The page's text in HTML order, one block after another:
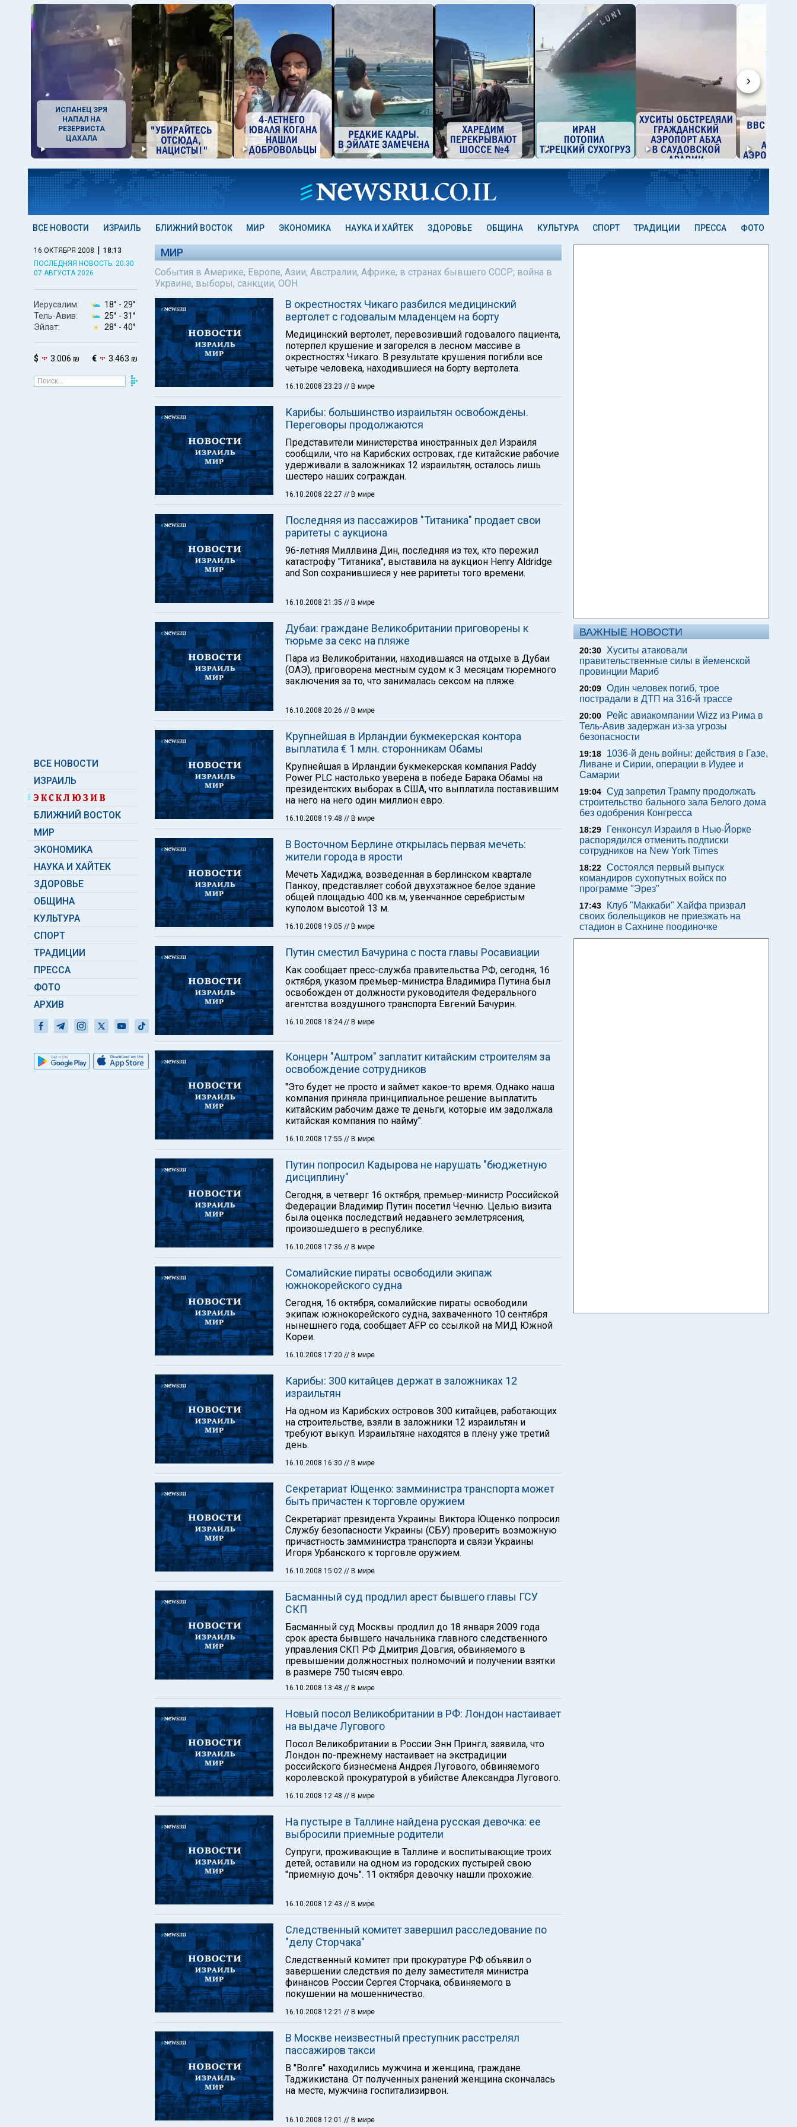
›
ИСПАНЕЦ ЗРЯ
НАПАЛ НА
РЕЗЕРВИСТА
ЦАХАЛА
ВСЕ НОВОСТИ ИЗРАИЛЬ БЛИЖНИЙ ВОСТОК МИР ЭКОНОМИКА НАУКА И ХАЙТЕК ЗДОРОВЬЕ ОБЩИНА КУЛЬТУРА СПОРТ ТРАДИЦИИ ПРЕССА ФОТО
16 ОКТЯБРЯ 2008 | 18:13
ПОСЛЕДНЯЯ НОВОСТЬ: 20:30
07 АВГУСТА 2026
Иерусалим: 18° - 29°
Тель-Авив:
25° - 31°
Эйлат:
28° - 40°
$ 3.006 ₪ € 3.463 ₪
ВСЕ НОВОСТИ
ИЗРАИЛЬ
БЛИЖНИЙ ВОСТОК
МИР
ЭКОНОМИКА
НАУКА И ХАЙТЕК
ЗДОРОВЬЕ
ОБЩИНА
КУЛЬТУРА
СПОРТ
ТРАДИЦИИ
ПРЕССА
ФОТО
АРХИВ
МИР
События в Америке, Европе, Азии, Австралии, Африке, в странах бывшего СССР; война в
Украине, выборы, санкции, ООН
В окрестностях Чикаго разбился медицинский
вертолет с годовалым младенцем на борту
Медицинский вертолет, перевозивший годовалого пациента,
потерпел крушение и загорелся в лесном массиве в
окрестностях Чикаго. В результате крушения погибли все
четыре человека, находившиеся на борту вертолета.
16.10.2008 23:23 // В мире
Карибы: большинство израильтян освобождены.
Переговоры продолжаются
Представители министерства иностранных дел Израиля
сообщили, что на Карибских островах, где китайские рабочие
удерживали в заложниках 12 израильтян, осталось лишь
шестеро наших сограждан.
16.10.2008 22:27 // В мире
Последняя из пассажиров "Титаника" продает свои
раритеты с аукциона
96-летняя Миллвина Дин, последняя из тех, кто пережил
катастрофу "Титаника", выставила на аукцион Henry Aldridge
and Son сохранившиеся у нее раритеты того времени.
16.10.2008 21:35 // В мире
Дубаи: граждане Великобритании приговорены к
тюрьме за секс на пляже
Пара из Великобритании, находившаяся на отдыхе в Дубаи
(ОАЭ), приговорена местным судом к 3 месяцам тюремного
заключения за то, что занималась сексом на пляже.
16.10.2008 20:26 // В мире
Крупнейшая в Ирландии букмекерская контора
выплатила € 1 млн. сторонникам Обамы
Крупнейшая в Ирландии букмекерская компания Paddy
Power PLC настолько уверена в победе Барака Обамы на
президентских выборах в США, что выплатила поставившим
на него на него один миллион евро.
16.10.2008 19:48 // В мире
В Восточном Берлине открылась первая мечеть:
жители города в ярости
Мечеть Хадиджа, возведенная в берлинском квартале
Панкоу, представляет собой двухэтажное белое здание
общей площадью 400 кв.м, увенчанное серебристым
куполом высотой 13 м.
16.10.2008 19:05 // В мире
Путин сместил Бачурина с поста главы Росавиации
Как сообщает пресс-служба правительства РФ, сегодня, 16
октября, указом премьер-министра Владимира Путина был
освобожден от должности руководителя Федерального
агентства воздушного транспорта Евгений Бачурин.
16.10.2008 18:24// В мире
Концерн "Аштром" заплатит китайским строителям за
освобождение сотрудников
"Это будет не просто и займет какое-то время. Однако наша
компания приняла принципиальное решение выплатить
китайским рабочим даже те деньги, которые им задолжала
китайская компания по найму".
16.10.2008 17:55 // В мире
Путин попросил Кадырова не нарушать "бюджетную
дисциплину"
Сегодня, в четверг 16 октября, премьер-министр Российской
Федерации Владимир Путин посетил Чечню. Целью визита
была оценка последствий недавнего землетрясения,
произошедшего в республике.
16.10.2008 17:36 // В мире
Сомалийские пираты освободили экипаж
южнокорейского судна
Сегодня, 16 октября, сомалийские пираты освободили
экипаж южнокорейского судна, захваченного 10 сентября
нынешнего года, сообщает AFP со ссылкой на МИД Южной
Кореи.
16.10.2008 17:20 // В мире
Карибы: 300 китайцев держат в заложниках 12
израильтян
На одном из Карибских островов 300 китайцев, работающих
на строительстве, взяли в заложники 12 израильтян и
требуют выкуп. Израильтяне находятся в плену уже третий
день.
16.10.2008 16:30 // В мире
Секретариат Ющенко: замминистра транспорта может
быть причастен к торговле оружием
Секретариат президента Украины Виктора Ющенко попросил
Службу безопасности Украины (СБУ) проверить возможную
причастность замминистра транспорта и связи Украины
Игоря Урбанского к торговле оружием.
16.10.2008 15:02 // В мире
Басманный суд продлил арест бывшего главы ГСУ
СКП
Басманный суд Москвы продлил до 18 января 2009 года
срок ареста бывшего начальника главного следственного
управления СКП РФ Дмитрия Довгия, обвиняемого в
превышении должностных полномочий и получении взятки
в размере 750 тысяч евро.
16.10.2008 13:48 // В мире
Новый посол Великобритании в РФ: Лондон настаивает
на выдаче Лугового
Посол Великобритании в России Энн Прингл, заявила, что
Лондон по-прежнему настаивает на экстрадиции
российского бизнесмена Андрея Лугового, обвиняемого
королевской прокуратурой в убийстве Александра Лугового.
16.10.2008 12:48 // В мире
На пустыре в Таллине найдена русская девочка: ее
выбросили приемные родители
Супруги, проживающие в Таллине и воспитывающие троих
детей, оставили на одном из городских пустырей свою
"приемную дочь". 11 октября девочку нашли прохожие.
16.10.2008 12:43 // В мире
Следственный комитет завершил расследование по
"делу Сторчака"
Следственный комитет при прокуратуре РФ объявил о
завершении следствия по делу заместителя министра
финансов России Сергея Сторчака, обвиняемого в
покушении на мошенничество.
16.10.2008 12:21 // В мире
В Москве неизвестный преступник расстрелял
пассажиров такси
В "Волге" находились мужчина и женщина, граждане
Таджикистана. От полученных ранений женщина скончалась
на месте, мужчина госпитализирвон.
16.10.2008 12:01 // В мире
ВАЖНЫЕ НОВОСТИ
20:30
Хуситы атаковали
правительственные силы в йеменской
провинции Мариб
20:09 Один человек погиб, трое
пострадали в ДТП на 316-й трассе
20:00
Рейс авиакомпании Wizz из Рима в
Тель-Авив задержан из-за угрозы
безопасности
19:18
1036-й день войны: действия в Газе,
Ливане и Сирии, операции в Иудее и
Самарии
19:04 Суд запретил Трампу продолжать
строительство бального зала Белого дома
без одобрения Конгресса
18:29
Генконсул Израиля в Нью-Йорке
распорядился отменить подписки
сотрудников на New York Times
18:22 Состоялся первый выпуск
командиров сухопутных войск по
программе "Эрез"
17:43
Клуб "Маккаби" Хайфа призвал
своих болельщиков не приезжать на
стадион в Сахнине поодиночке